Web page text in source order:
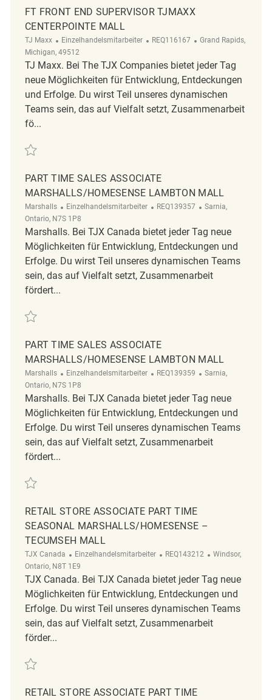
FT FRONT END SUPERVISOR TJMAXX
CENTERPOINTE MALL
TJ Maxx Kategorie
Einzelhandelsmitarbeiter ReqId
REQ116167 Ort
Grand Rapids,
Michigan, 49512
TJ Maxx. Bei The TJX Companies bietet jeder Tag
neue Möglichkeiten für Entwicklung, Entdeckungen
und Erfolge. Du wirst Teil unseres dynamischen
Teams sein, das auf Vielfalt setzt, Zusammenarbeit
fö...
Retten FT Front End Supervisor TJMAXX Centerpointe Mall REQ116167
PART TIME SALES ASSOCIATE
MARSHALLS/HOMESENSE LAMBTON MALL
Marshalls Kategorie
Einzelhandelsmitarbeiter ReqId
REQ139357 Ort
Sarnia,
Ontario, N7S 1P8
Marshalls. Bei TJX Canada bietet jeder Tag neue
Möglichkeiten für Entwicklung, Entdeckungen und
Erfolge. Du wirst Teil unseres dynamischen Teams
sein, das auf Vielfalt setzt, Zusammenarbeit
fördert...
Retten Part time Sales Associate Marshalls/HomeSense Lambton Mall
PART TIME SALES ASSOCIATE
MARSHALLS/HOMESENSE LAMBTON MALL
Marshalls Kategorie
Einzelhandelsmitarbeiter ReqId
REQ139359 Ort
Sarnia,
Ontario, N7S 1P8
Marshalls. Bei TJX Canada bietet jeder Tag neue
Möglichkeiten für Entwicklung, Entdeckungen und
Erfolge. Du wirst Teil unseres dynamischen Teams
sein, das auf Vielfalt setzt, Zusammenarbeit
fördert...
Retten Part time Sales Associate Marshalls/HomeSense Lambton Mall
RETAIL STORE ASSOCIATE PART TIME
SEASONAL MARSHALLS/HOMESENSE –
TECUMSEH MALL
TJX Canada Kategorie
Einzelhandelsmitarbeiter ReqId
REQ143212 Ort
Windsor,
Ontario, N8T 1E9
TJX Canada. Bei TJX Canada bietet jeder Tag neue
Möglichkeiten für Entwicklung, Entdeckungen und
Erfolge. Du wirst Teil unseres dynamischen Teams
sein, das auf Vielfalt setzt, Zusammenarbeit
förder...
Retten Retail Store Associate Part Time Seasonal Marshalls/
RETAIL STORE ASSOCIATE PART TIME